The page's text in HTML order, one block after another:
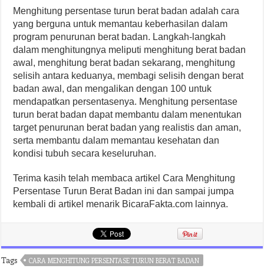
Menghitung persentase turun berat badan adalah cara
yang berguna untuk memantau keberhasilan dalam
program penurunan berat badan. Langkah-langkah
dalam menghitungnya meliputi menghitung berat badan
awal, menghitung berat badan sekarang, menghitung
selisih antara keduanya, membagi selisih dengan berat
badan awal, dan mengalikan dengan 100 untuk
mendapatkan persentasenya. Menghitung persentase
turun berat badan dapat membantu dalam menentukan
target penurunan berat badan yang realistis dan aman,
serta membantu dalam memantau kesehatan dan
kondisi tubuh secara keseluruhan.
Terima kasih telah membaca artikel Cara Menghitung
Persentase Turun Berat Badan ini dan sampai jumpa
kembali di artikel menarik BicaraFakta.com lainnya.
Tags CARA MENGHITUNG PERSENTASE TURUN BERAT BADAN